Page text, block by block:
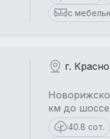
с
г.
км до
40.8 сот.